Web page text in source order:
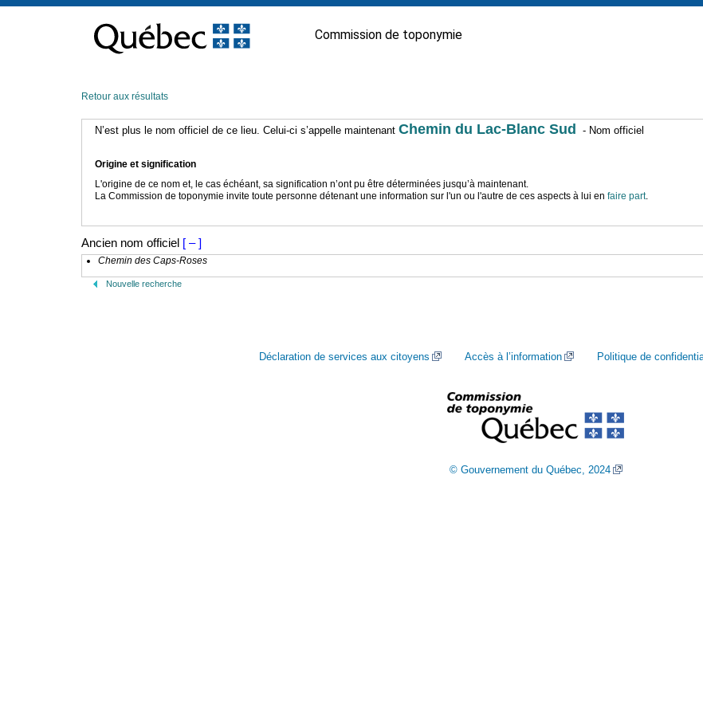
contenu
Commission de toponymie
Retour aux résultats
N’est plus le nom officiel de ce lieu. Celui-ci s’appelle maintenant Chemin du Lac-Blanc Sud - Nom officiel
Origine et signification
L'origine de ce nom et, le cas échéant, sa signification n’ont pu être déterminées jusqu’à maintenant.
La Commission de toponymie invite toute personne détenant une information sur l'un ou l'autre de ces aspects à lui en faire part.
Ancien nom officiel [ – ]
Chemin des Caps-Roses
Nouvelle recherche
Déclaration de services aux citoyens Accès à l’information Politique de
© Gouvernement du Québec, 2024